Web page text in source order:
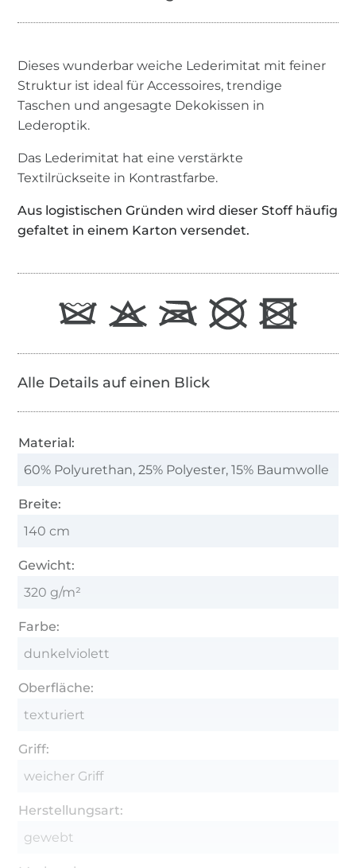
Dieses wunderbar weiche Lederimitat mit feiner
Struktur ist ideal für Accessoires, trendige
Taschen und angesagte Dekokissen in
Lederoptik.
Das Lederimitat hat eine verstärkte
Textilrückseite in Kontrastfarbe.
Aus logistischen Gründen wird dieser Stoff häufig
gefaltet in einem Karton versendet.
Alle Details auf einen Blick
Material:
60% Polyurethan, 25% Polyester, 15% Baumwolle
Breite:
140 cm
Gewicht:
320 g/m²
Farbe:
dunkelviolett
Oberfläche:
texturiert
Griff:
weicher Griff
Herstellungsart:
gewebt